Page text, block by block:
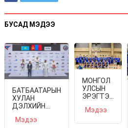
БУСАД МЭДЭЭ
БАТБААТАРЫН
ХУЛАН
ДЭЛХИЙН
БОЛЛОО
Мэдээ
МОНГОЛ
УЛСЫН
ЭРЭГТЭЙ
БАГ ЯПОН
Мэдээ